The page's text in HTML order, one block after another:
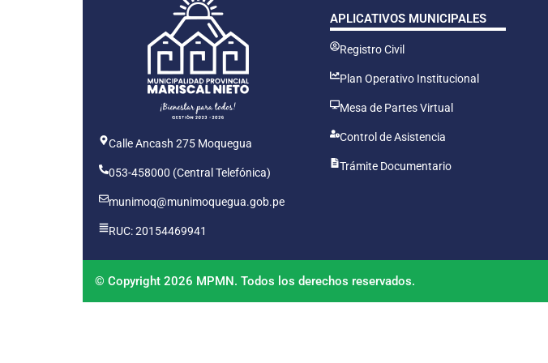
Calle Ancash 275 Moquegua
053-458000 (Central Telefónica)
munimoq@munimoquegua.gob.pe
RUC: 20154469941
APLICATIVOS MUNICIPALES
Registro Civil
Plan Operativo Institucional
Mesa de Partes Virtual
Control de Asistencia
Trámite Documentario
© Copyright 2026 MPMN. Todos los derechos reservados.